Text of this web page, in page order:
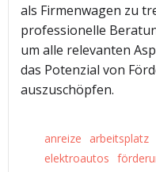
als Firmenwagen zu
professionelle
um alle relevanten
das Potenzial von
auszuschöpfen.
anreize arbeitsplatz
elektroautos